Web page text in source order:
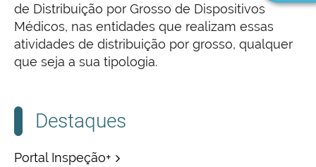
de Distribuição por Grosso de Dispositivos
Médicos, nas entidades que realizam essas
atividades de distribuição por grosso, qualquer
que seja a sua tipologia.
Destaques
Portal Inspeção+